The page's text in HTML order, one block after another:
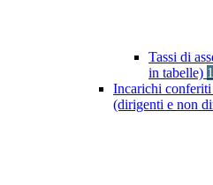
Tassi di
in tabelle)
Incarichi
(dirigenti e non